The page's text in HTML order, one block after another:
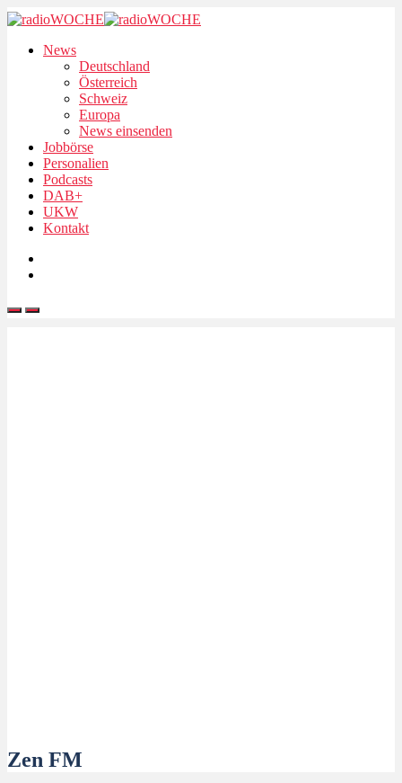
News
Deutschland
Österreich
Schweiz
Europa
News einsenden
Jobbörse
Personalien
Podcasts
DAB+
UKW
Kontakt
Zen FM